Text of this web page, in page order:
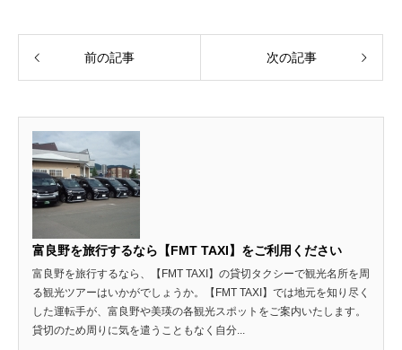
前の記事 次の記事
富良野を旅行するなら【FMT TAXI】をご利用ください
富良野を旅行するなら、【FMT TAXI】の貸切タクシーで観光名所を周
る観光ツアーはいかがでしょうか。【FMT TAXI】では地元を知り尽く
した運転手が、富良野や美瑛の各観光スポットをご案内いたします。
貸切のため周りに気を遣うこともなく自分...